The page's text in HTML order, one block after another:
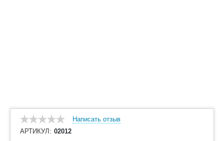
Написать отзыв
АРТИКУЛ: 02012